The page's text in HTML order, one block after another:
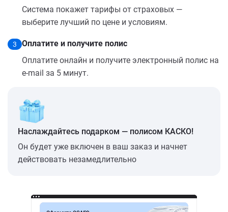
Система покажет тарифы от страховых —
выберите лучший по цене и условиям.
3
Оплатите и получите полис
Оплатите онлайн и получите электронный полис на
e-mail за 5 минут.
Наслаждайтесь подарком — полисом КАСКО!
Он будет уже включен в ваш заказ и начнет
действовать незамедлительно